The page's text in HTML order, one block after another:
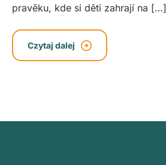
pravěku, kde si děti zahrají na […]
Czytaj dalej